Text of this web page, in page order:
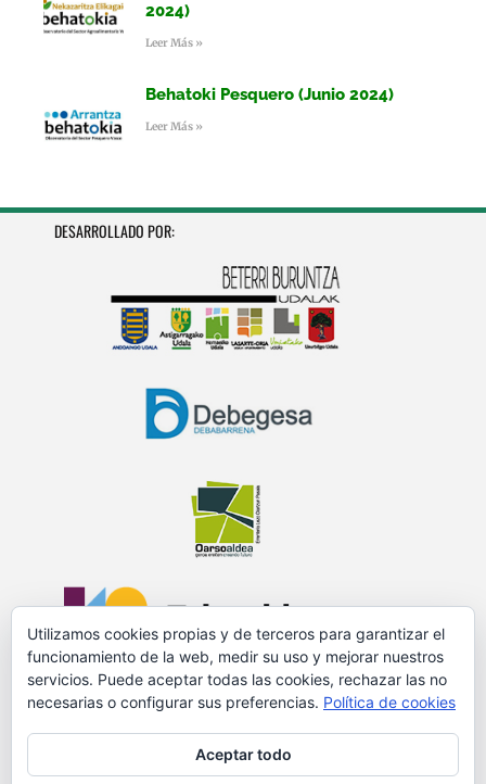
2024)
Leer Más »
Behatoki Pesquero (Junio 2024)
Leer Más »
DESARROLLADO POR:
PROMOVIDO Y FINANCIADO POR:
Utilizamos cookies propias y de terceros para garantizar el
funcionamiento de la web, medir su uso y mejorar nuestros
servicios. Puede aceptar todas las cookies, rechazar las no
necesarias o configurar sus preferencias. Política de cookies
Aceptar todo